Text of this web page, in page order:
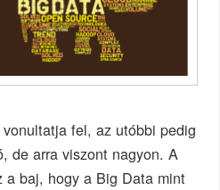
fel, az utóbbi pedig
de arra viszont nagyon. A
a baj, hogy a Big Data mint